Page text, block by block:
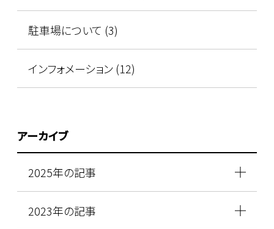
駐車場について (3)
インフォメーション (12)
アーカイブ
2025年の記事
2023年の記事